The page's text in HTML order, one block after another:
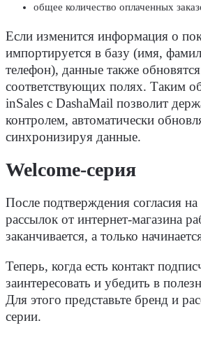
общее количество оплаченных
Если изменится информация о
импортируется в базу (имя,
телефон), данные также
соответствующих полях. Таким
inSales с DashaMail позволит
контролем, автоматически
синхронизируя данные.
Welcome-серия
После подтверждения согласия
рассылок от интернет-магазина
заканчивается, а только
Теперь, когда есть контакт
заинтересовать и убедить в
Для этого представьте бренд и
серии.